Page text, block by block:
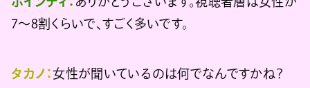
7〜8割くらいで、すごく多いです。
タカノ：女性が聞いているのは何でなんですかね？